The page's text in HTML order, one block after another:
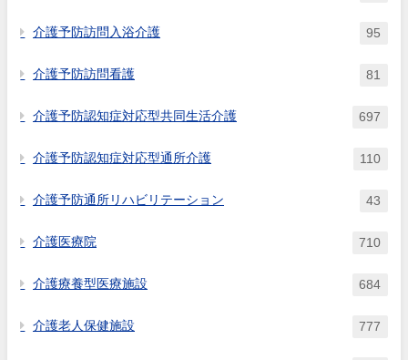
介護予防訪問入浴介護 95
介護予防訪問看護 81
介護予防認知症対応型共同生活介護 697
介護予防認知症対応型通所介護 110
介護予防通所リハビリテーション 43
介護医療院 710
介護療養型医療施設 684
介護老人保健施設 777